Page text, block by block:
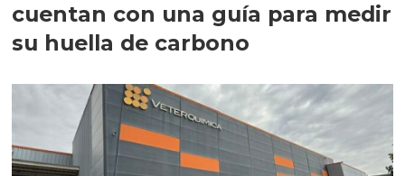
cuentan con una guía para medir
su huella de carbono